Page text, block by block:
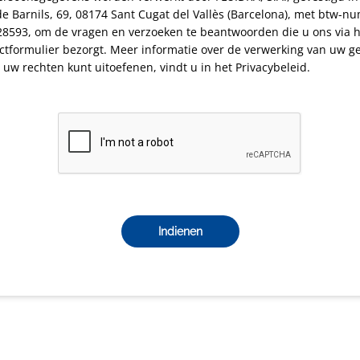
Barnils, 69, 08174 Sant Cugat del Vallès (Barcelona), met btw-
om de vragen en verzoeken te beantwoorden die u ons via
bezorgt. Meer informatie over de verwerking van uw
uw rechten kunt uitoefenen, vindt u in het Privacybeleid.
Indienen